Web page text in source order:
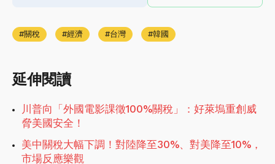
關稅 經濟 台灣 韓國
延伸閱讀
川普向「外國電影課徵100%關稅」：好萊塢重創威
脅美國安全！
美中關稅大幅下調！對陸降至30%、對美降至10%，
市場反應樂觀